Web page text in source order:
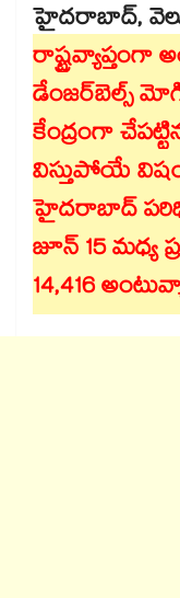
హైదరాబాద్,
రాష్ట్రవ్యాప్తంగా
డేంజర్​బెల్స్
కేంద్రంగా
విస్తుపోయే
హైదరాబాద్‌‌‌‌‌‌‌‌
జూన్ 15 మధ్య
14,416